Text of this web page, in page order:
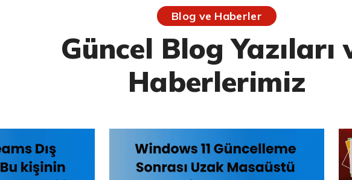
Blog ve Haberler
Güncel Blog Yazıları
Haberlerimiz